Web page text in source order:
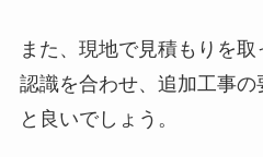
また、現地で見積もりを
認識を合わせ、追加工事の
と良いでしょう。